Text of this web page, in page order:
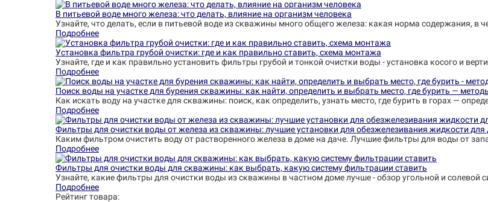
В питьевой воде много железа: что делать, влияние на организм человека
Узнайте, что делать, если в питьевой воде из скважины много общего железа: какая норма содержания, в
Подробнее
Установка фильтра грубой очистки: где и как правильно ставить, схема монтажа
Узнайте, где и как правильно установить фильтры грубой и тонкой очистки воды - установка косого и
Подробнее
Поиск воды на участке для бурения скважины: как найти, определить и выбрать место, где бурить —
Как искать воду на участке для скважины: поиск, как определить, узнать место, где бурить в горах —
Подробнее
Фильтры для очистки воды от железа из скважины: лучшие установки для обезжелезивания жидкости для
Каким фильтром очистить воду от растворенного железа в доме на даче. Лучшие фильтры для воды от
Подробнее
Фильтры для очистки воды для скважины: как выбрать, какую систему фильтрации ставить
Узнайте, какие фильтры для очистки воды из скважины в частном доме лучше - обзор угольной и солевой
Подробнее
Рейтинг товара: